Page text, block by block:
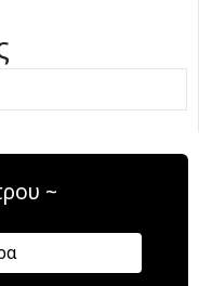
~